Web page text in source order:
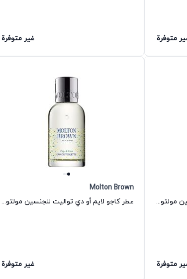
متوفرة غير متوفرة
عطر بوشوكان أو دي بارفيوم للجنسين مولتون براون
متوفرة
Molton Brown
عطر كاجو لايم أو دي تواليت للجنسين مولتون براون
غير متوفرة